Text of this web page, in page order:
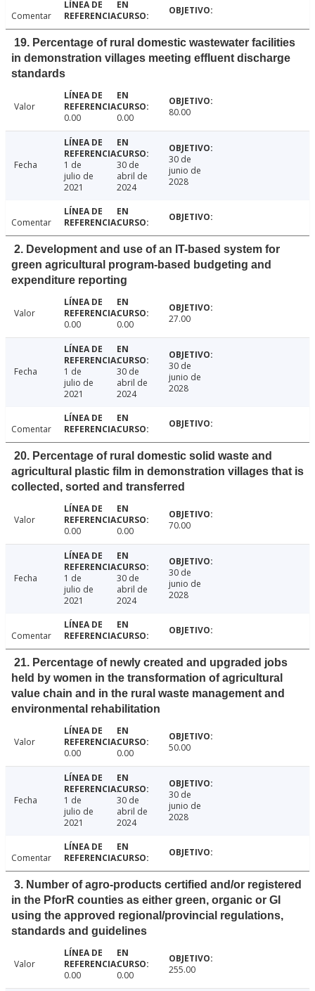
Comentar
19. Percentage of rural domestic wastewater facilities
in demonstration villages meeting effluent discharge
standards
Valor
0.00
0.00 80.00
Fecha
1 de
julio de
2021
30 de
abril de
2024
30 de
junio de
2028
Comentar
2. Development and use of an IT-based system for
green agricultural program-based budgeting and
expenditure reporting
Valor
0.00
0.00 27.00
Fecha
1 de
julio de
2021
30 de
abril de
2024
30 de
junio de
2028
Comentar
20. Percentage of rural domestic solid waste and
agricultural plastic film in demonstration villages that is
collected, sorted and transferred
Valor
0.00
0.00 70.00
Fecha
1 de
julio de
2021
30 de
abril de
2024
30 de
junio de
2028
Comentar
21. Percentage of newly created and upgraded jobs
held by women in the transformation of agricultural
value chain and in the rural waste management and
environmental rehabilitation
Valor
0.00
0.00 50.00
Fecha
1 de
julio de
2021
30 de
abril de
2024
30 de
junio de
2028
Comentar
3. Number of agro-products certified and/or registered
in the PforR counties as either green, organic or GI
using the approved regional/provincial regulations,
standards and guidelines
Valor
0.00
0.00 255.00